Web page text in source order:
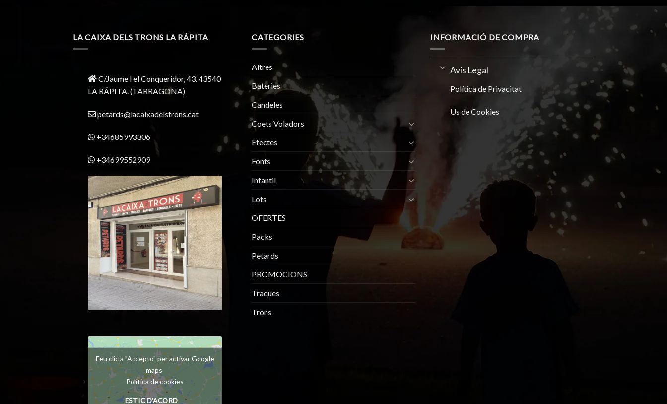
LA CAIXA DELS TRONS LA RÁPITA
C/Jaume I el Conqueridor, 43.43540
LA RÁPITA.(TARRAGONA)
petards@lacaixadelstrons.cat
+34685993306
+34699552909
Feu clic a "Accepto" per activar Google
maps
Política de cookies
ESTIC D'ACORD
CATEGORIES
Altres
Bateries
Candeles
Coets Voladors
Efectes
Fonts
Infantil
Lots
OFERTES
Packs
Petards
PROMOCIONS
Traques
Trons
INFORMACIÓ DE COMPRA
Avís Legal
Política de Privacitat
Us de Cookies